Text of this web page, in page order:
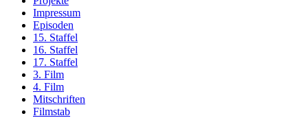
Impressum
Episoden
15. Staffel
16. Staffel
17. Staffel
3. Film
4. Film
Mitschriften
Filmstab